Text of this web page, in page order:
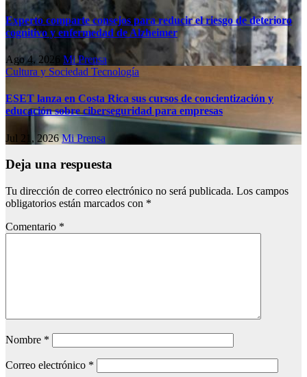
Experto comparte consejos para reducir el riesgo de deterioro
cognitivo у enfermedad de Alzheimer
Ago 4, 2026 Mi Prensa
Cultura y Sociedad Tecnología
ESET lanza en Costa Rica sus cursos de concientización y
educación sobre ciberseguridad para empresas
Jul 21, 2026Mi Prensa
Deja una respuesta
Tu dirección de correo electrónico no será publicada. Los campos
obligatorios están marcados con *
Comentario *
Nombre *
Correo electrónico *